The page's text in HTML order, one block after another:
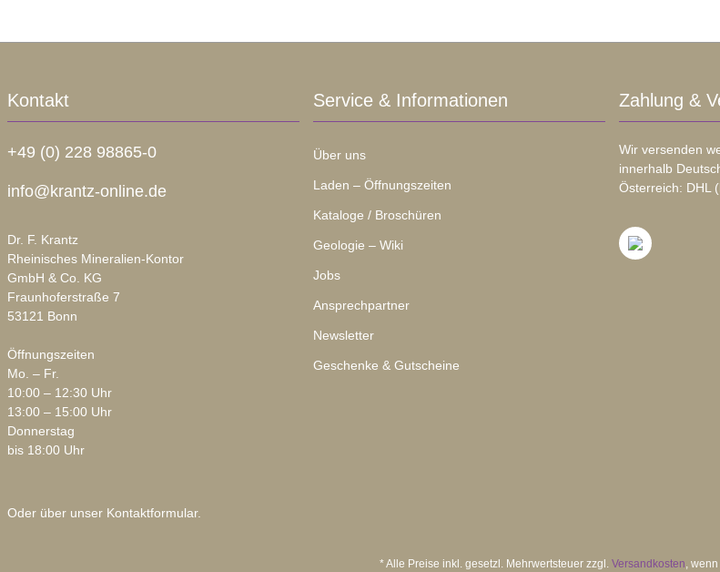
Kontakt
+49 (0) 228 98865-0
info@krantz-online.de
Dr. F. Krantz
Rheinisches Mineralien-Kontor
GmbH & Co. KG
Fraunhoferstraße 7
53121 Bonn
Öffnungszeiten
Mo. – Fr.
10:00 – 12:30 Uhr
13:00 – 15:00 Uhr
Donnerstag
bis 18:00 Uhr
Oder über unser Kontaktformular.
Service & Informationen
Über uns
Laden – Öffnungszeiten
Kataloge / Broschüren
Geologie – Wiki
Jobs
Ansprechpartner
Newsletter
Geschenke & Gutscheine
Zahlung &
Wir versenden
innerhalb
Österreich: DHL
* Alle Preise inkl. gesetzl. Mehrwertsteuer zzgl. Versandkosten,